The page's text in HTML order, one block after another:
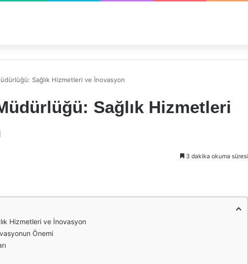
Sağlık Hizmetleri ve İnovasyon
Sağlık Hizmetleri
3 dakika okuma süresi
Hizmetleri ve İnovasyon
Önemi